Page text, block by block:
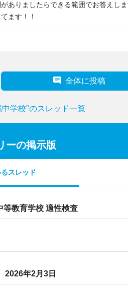
ありましたらできる範囲でお答えしま
ます！！
全体に投稿
学校"のスレッド一覧
ーの掲示版
スレッド
等教育学校 適性検査
年2月3日